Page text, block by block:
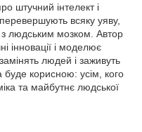
штучний інтелект і
всяку уяву,
з людським мозком. Автор
інновації і моделює
людей і заживуть
буде корисною: усім, кого
та майбутнє людської